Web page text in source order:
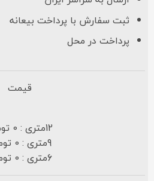
ثبت سفارش با پرداخت بیعانه
پرداخت در محل
قیمت
12متری : 0 تومان
9متری : 0 تومان
6متری : 0 تومان